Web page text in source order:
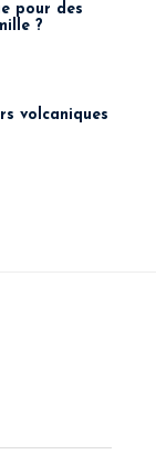
pour des
?
volcaniques